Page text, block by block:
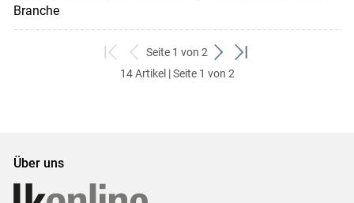
Branche
zum
ersten
zurück
zum
Seite 1 von 2
weiter
zum
zum
14 Artikel | Seite 1 von 2
Über uns